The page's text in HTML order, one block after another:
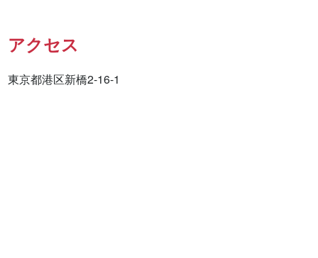
アクセス
東京都港区新橋2-16-1